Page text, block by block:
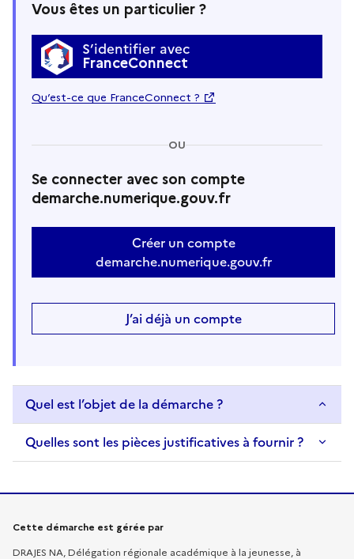
Vous êtes un particulier ?
S’identifier avec
FranceConnect
Qu’est-ce que FranceConnect ?
OU
Se connecter avec son compte
demarche.numerique.gouv.fr
Créer un compte
demarche.numerique.gouv.fr
J’ai déjà un compte
Quel est l’objet de la démarche ?
Quelles sont les pièces justificatives à fournir ?
Informations sur la démarche
Cette démarche est gérée par
DRAJES NA, Délégation régionale académique à la jeunesse, à